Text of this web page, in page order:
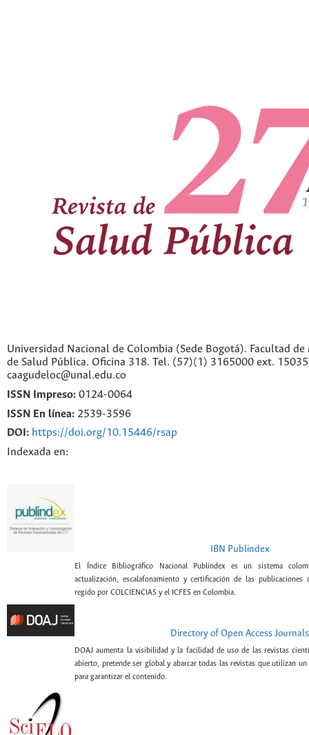
Universidad Nacional de Colombia (Sede Bogotá). Facultad
de Salud Pública. Oficina 318. Tel. (57)(1) 3165000 ext.
caagudeloc@unal.edu.co
ISSN Impreso: 0124-0064
ISSN En línea: 2539-3596
DOI: https://doi.org/10.15446/rsap
Indexada en:
IBN Publindex
El Índice Bibliográfico Nacional Publindex es un sistema
actualización, escalafonamiento y certificación de las publicaciones
regido por COLCIENCIAS y el ICFES en Colombia.
Directory of Open Access Journals
DOAJ aumenta la visibilidad y la facilidad de uso de las revistas
abierto, pretende ser global y abarcar todas las revistas que utilizan
para garantizar el contenido.